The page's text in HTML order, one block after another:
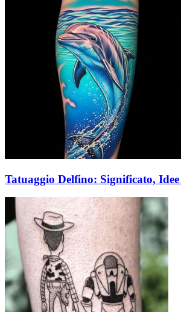
Tatuaggio Delfino: Significato, Idee